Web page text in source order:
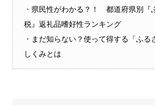
・ 県民性がわかる？！ 都道府県別『
税』返礼品嗜好性ランキング
・ まだ知らない？使って得する「ふる
しくみとは